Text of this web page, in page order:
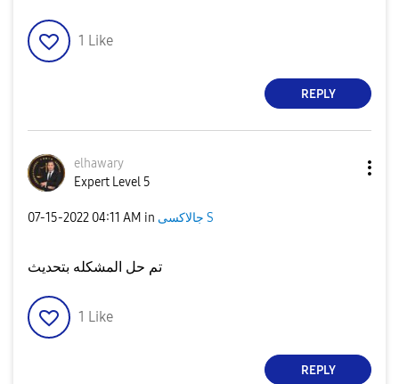
1 Like
REPLY
elhawary
Expert Level 5
‎07-15-2022 04:11 AM in جالاكسى S
تم حل المشكله بتحديث
1 Like
REPLY